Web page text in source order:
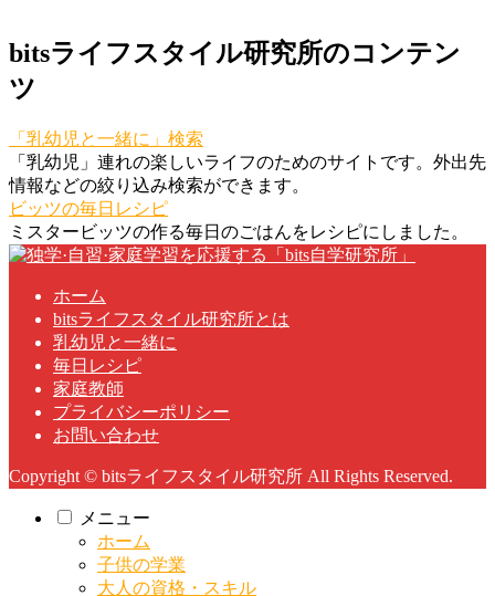
bitsライフスタイル研究所のコンテン
ツ
「乳幼児と一緒に」検索
「乳幼児」連れの楽しいライフのためのサイトです。外出先
情報などの絞り込み検索ができます。
ビッツの毎日レシピ
ミスタービッツの作る毎日のごはんをレシピにしました。
ホーム
bitsライフスタイル研究所とは
乳幼児と一緒に
毎日レシピ
家庭教師
プライバシーポリシー
お問い合わせ
Copyright © bitsライフスタイル研究所 All Rights Reserved.
メニュー
ホーム
子供の学業
大人の資格・スキル